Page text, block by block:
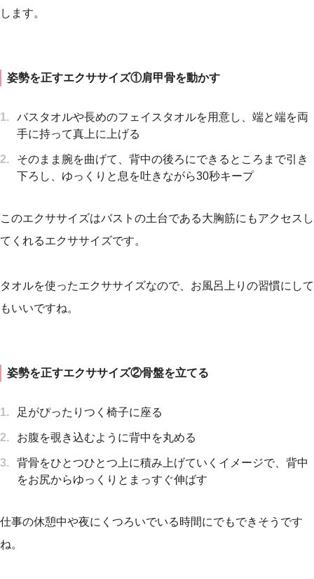
します。
姿勢を正すエクササイズ①肩甲骨を動かす
バスタオルや長めのフェイスタオルを用意し、端と端を両
手に持って真上に上げる
そのまま腕を曲げて、背中の後ろにできるところまで引き
下ろし、ゆっくりと息を吐きながら30秒キープ
このエクササイズはバストの土台である大胸筋にもアクセスし
てくれるエクササイズです。
タオルを使ったエクササイズなので、お風呂上りの習慣にして
もいいですね。
姿勢を正すエクササイズ②骨盤を立てる
足がぴったりつく椅子に座る
お腹を覗き込むように背中を丸める
背骨をひとつひとつ上に積み上げていくイメージで、背中
をお尻からゆっくりとまっすぐ伸ばす
仕事の休憩中や夜にくつろいでいる時間にでもできそうです
ね。